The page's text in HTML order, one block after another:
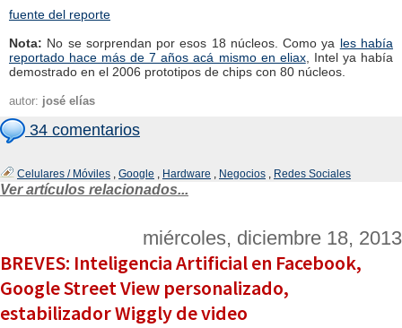
fuente del reporte
Nota: No se sorprendan por esos 18 núcleos. Como ya les había
reportado hace más de 7 años acá mismo en eliax, Intel ya había
demostrado en el 2006 prototipos de chips con 80 núcleos.
autor: josé elías
34 comentarios
Celulares / Móviles , Google , Hardware , Negocios , Redes Sociales
Ver artículos relacionados...
miércoles, diciembre 18, 2013
BREVES: Inteligencia Artificial en Facebook,
Google Street View personalizado,
estabilizador Wiggly de video